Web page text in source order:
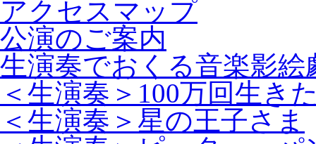
アクセスマップ
公演のご案内
生演奏でおくる音楽影絵
＜生演奏＞100万回生き
＜生演奏＞星の王子さま